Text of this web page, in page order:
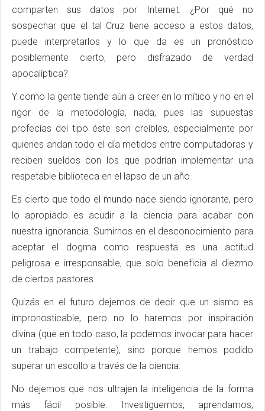
comparten sus datos por Internet. ¿Por qué no
sospechar que el tal Cruz tiene acceso a estos datos,
puede interpretarlos y lo que da es un pronóstico
posiblemente cierto, pero disfrazado de verdad
apocalíptica?
Y como la gente tiende aún a creer en lo mítico y no en el
rigor de la metodología, nada, pues las supuestas
profecías del tipo éste son creíbles, especialmente por
quienes andan todo el día metidos entre computadoras y
reciben sueldos con los que podrían implementar una
respetable biblioteca en el lapso de un año.
Es cierto que todo el mundo nace siendo ignorante, pero
lo apropiado es acudir a la ciencia para acabar con
nuestra ignorancia. Sumirnos en el desconocimiento para
aceptar el dogma como respuesta es una actitud
peligrosa e irresponsable, que solo beneficia al diezmo
de ciertos pastores.
Quizás en el futuro dejemos de decir que un sismo es
impronosticable, pero no lo haremos por inspiración
divina (que en todo caso, la podemos invocar para hacer
un trabajo competente), sino porque hemos podido
superar un escollo a través de la ciencia.
No dejemos que nos ultrajen la inteligencia de la forma
más fácil posible. Investiguemos, aprendamos,